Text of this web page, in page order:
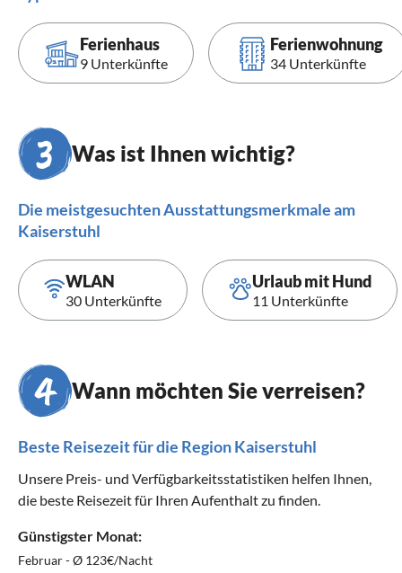
Ferienhaus
9 Unterkünfte
Ferienwohnung
34 Unterkünfte
Was ist Ihnen wichtig?
Die meistgesuchten Ausstattungsmerkmale am
Kaiserstuhl
WLAN
30 Unterkünfte
Urlaub mit Hund
11 Unterkünfte
Wann möchten Sie verreisen?
Beste Reisezeit für die Region Kaiserstuhl
Unsere Preis- und Verfügbarkeitsstatistiken helfen Ihnen,
die beste Reisezeit für Ihren Aufenthalt zu finden.
Günstigster Monat:
Februar - Ø 123€/Nacht